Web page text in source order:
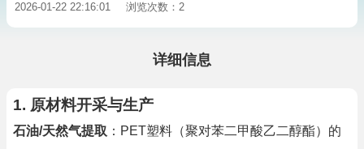
2026-01-22 22:16:01 浏览次数：2
详细信息
1. 原材料开采与生产
石油/天然气提取 ：PET塑料（聚对苯二甲酸乙二醇酯）的